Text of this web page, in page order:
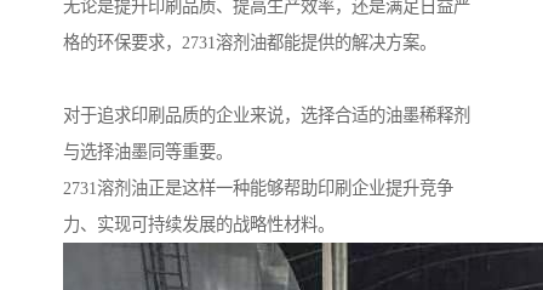
无论是提升印刷品质、提高生产效率，还是满足日益严
格的环保要求，2731溶剂油都能提供的解决方案。
对于追求印刷品质的企业来说，选择合适的油墨稀释剂
与选择油墨同等重要。
2731溶剂油正是这样一种能够帮助印刷企业提升竞争
力、实现可持续发展的战略性材料。